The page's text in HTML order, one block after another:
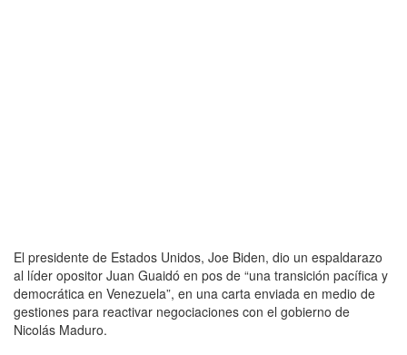
El presidente de Estados Unidos, Joe Biden, dio un espaldarazo
al líder opositor Juan Guaidó en pos de “una transición pacífica y
democrática en Venezuela”, en una carta enviada en medio de
gestiones para reactivar negociaciones con el gobierno de
Nicolás Maduro.